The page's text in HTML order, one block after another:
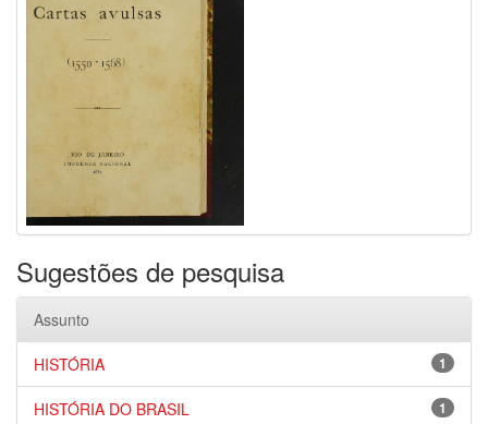
Sugestões de pesquisa
Assunto
1
HISTÓRIA
1
HISTÓRIA DO BRASIL